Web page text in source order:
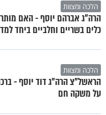
הלכה ומצוות
הרה"ג אברהם יוסף - האם
כלים בשריים וחלביים ביחד
הלכה ומצוות
הראשל"צ הרה"ג דוד יוסף -
על משקה חם